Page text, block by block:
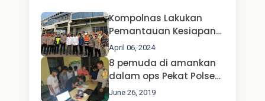
Kompolnas Lakukan
Pemantauan Kesiapan
Operasi Ketupat 2024 di
Polda Jatim Bersama
Kapolri dan Menteri
Perhubungan
April 06, 2024
8 pemuda di amankan
dalam ops Pekat Polsek
Jongkong
June 26, 2019